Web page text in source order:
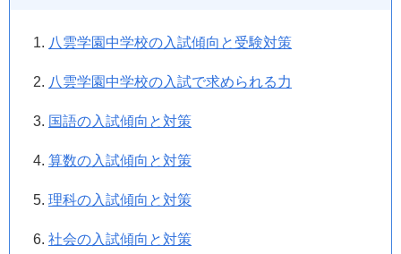
八雲学園中学校の入試傾向と受験対策
八雲学園中学校の入試で求められる力
国語の入試傾向と対策
算数の入試傾向と対策
理科の入試傾向と対策
社会の入試傾向と対策